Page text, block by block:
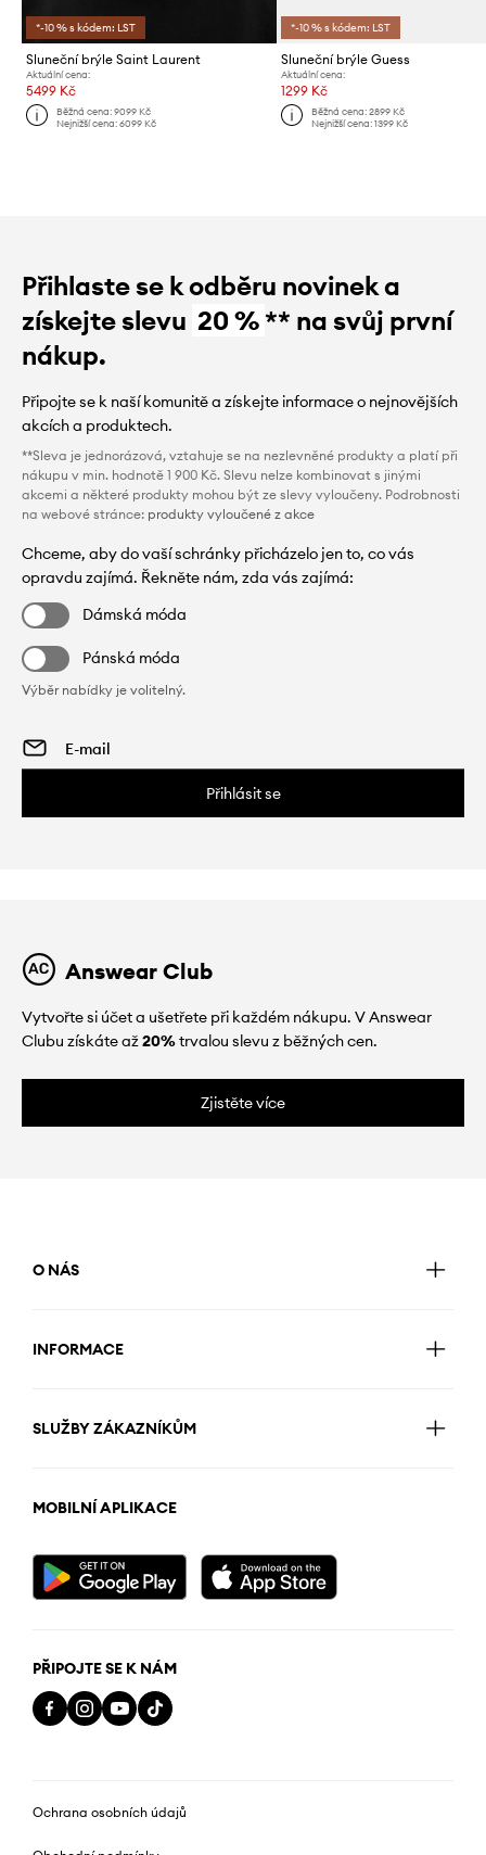
*-10 % s kódem: LST
Sluneční brýle Saint Laurent
Aktuální cena:
5499 Kč
Běžná cena:9099 Kč
Nejnižší cena:6099 Kč
*-10 % s kódem: LST
Sluneční brýle Guess
Aktuální cena:
1299 Kč
Běžná cena: 2899 Kč
Nejnižší cena: 1399 Kč
Přihlaste se k odběru novinek a
získejte slevu 20 %** na svůj první
nákup.
Připojte se k naší komunitě a získejte informace o nejnovějších
akcích a produktech.
**Sleva je jednorázová, vztahuje se na nezlevněné produkty a platí při
nákupu v min. hodnotě 1 900 Kč. Slevu nelze kombinovat s jinými
akcemi a některé produkty mohou být ze slevy vyloučeny. Podrobnosti
na webové stránce: produkty vyloučené z akce
Chceme, aby do vaší schránky přicházelo jen to, co vás
opravdu zajímá. Řekněte nám, zda vás zajímá:
Dámská móda
Pánská móda
Výběr nabídky je volitelný.
Přihlásit se
Answear Club
Vytvořte si účet a ušetřete při každém nákupu. V Answear
Clubu získáte až20%trvalou slevu z běžných cen.
Zjistěte více
O NÁS
INFORMACE
SLUŽBY ZÁKAZNÍKŮM
MOBILNÍ APLIKACE
PŘIPOJTE SE K NÁM
Ochrana osobních údajů